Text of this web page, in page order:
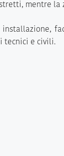
mentre
tecnici e civili.